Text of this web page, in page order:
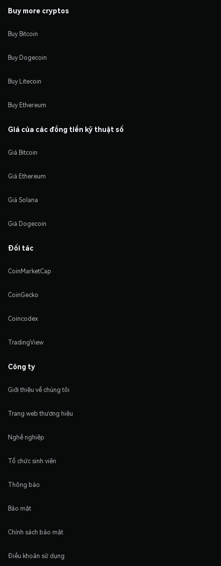
Buy more cryptos
Buy Bitcoin
Buy Dogecoin
Buy Litecoin
Buy Ethereum
Giá của các đồng tiền kỹ thuật số
Giá Bitcoin
Giá Ethereum
Giá Solana
Giá Dogecoin
Đối tác
CoinMarketCap
CoinGecko
Coincodex
TradingView
Công ty
Giới thiệu về chúng tôi
Trang web thương hiệu
Nghề nghiệp
Tổ chức sinh viên
Thông báo
Bảo mật
Chính sách bảo mật
Điều khoản sử dụng